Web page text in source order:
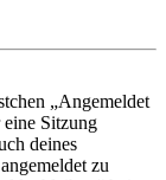
„Angemeldet
Sitzung
deines
zu